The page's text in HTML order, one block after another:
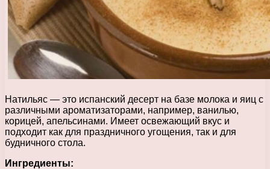
Натильяс — это испанский десерт на базе молока и яиц с
различными ароматизаторами, например, ванилью,
корицей, апельсинами. Имеет освежающий вкус и
подходит как для праздничного угощения, так и для
будничного стола.
Ингредиенты: